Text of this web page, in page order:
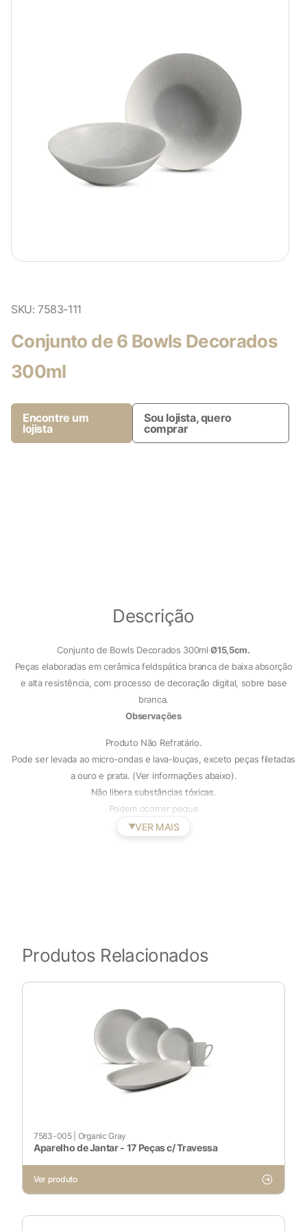
SKU: 7583-111
Conjunto de 6 Bowls Decorados
300ml
Encontre um
lojista
Sou lojista, quero
comprar
Descrição
Conjunto de Bowls Decorados 300mlØ15,5cm.
Peças elaboradas em cerâmica feldspática branca de baixa absorção
e alta resistência, com processo de decoração digital, sobre base
branca.
Observações
Produto Não Refratário.
Pode ser levada ao micro-ondas e lava-louças, exceto peças filetadas
a ouro e prata. (Ver informações abaixo).
Não libera substâncias tóxicas.
Podem ocorrer peque
▼VER MAIS
Produtos Relacionados
7583-005| Organic Gray
Aparelho de Jantar - 17 Peças c/ Travessa
Ver produto